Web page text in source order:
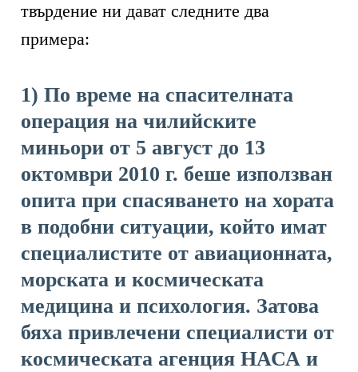
твърдение ни дават следните два
примера:
1) По време на спасителната
операция на чилийските
миньори от 5 август до 13
октомври 2010 г. беше използван
опита при спасяването на хората
в подобни ситуации, който имат
специалистите от авиационната,
морската и космическата
медицина и психология. Затова
бяха привлечени специалисти от
космическата агенция НАСА и